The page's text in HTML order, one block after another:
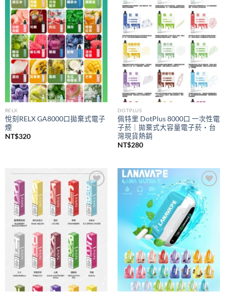
Add to
wishlist
RELX
悅刻RELX GA8000口拋棄式電子
煙
NT$320
Add to
DOTPLUS
佩特里 DotPlus 8000口 一次性電
子菸｜拋棄式大容量電子菸・台
灣現貨熱銷
NT$280
Add to
wishlist
Add to
wishlist